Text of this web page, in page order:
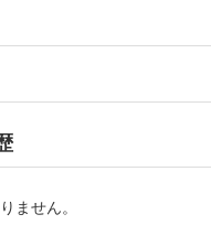
ません。